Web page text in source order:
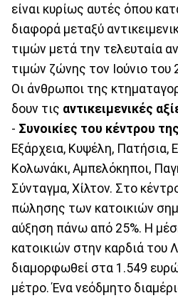
είναι κυρίως αυτές όπου
διαφορά μεταξύ
τιμών μετά την τελευταία
τιμών ζώνης τον Ιούνιο του
Οι άνθρωποι της
δουν τις αντικειμενικές
- Συνοικίες του κέντρου
Εξάρχεια, Κυψέλη, Πατήσια,
Κολωνάκι, Αμπελόκηποι,
Σύνταγμα, Χίλτον. Στο
πώλησης των κατοικιών
αύξηση πάνω από 25%. Η
κατοικιών στην καρδιά του
διαμορφωθεί στα 1.549
μέτρο. Ένα νεόδμητο